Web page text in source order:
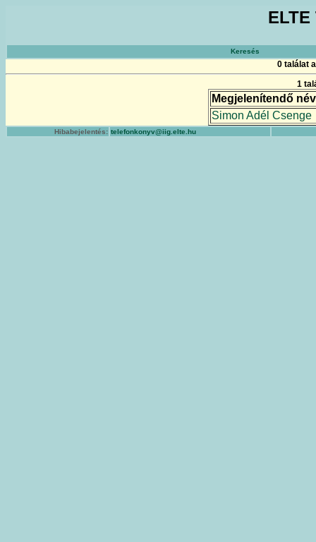
Keresés
0 találat
1
Megjelenítendő név
Simon Adél Csenge
Hibabejelentés: telefonkonyv@iig.elte.hu